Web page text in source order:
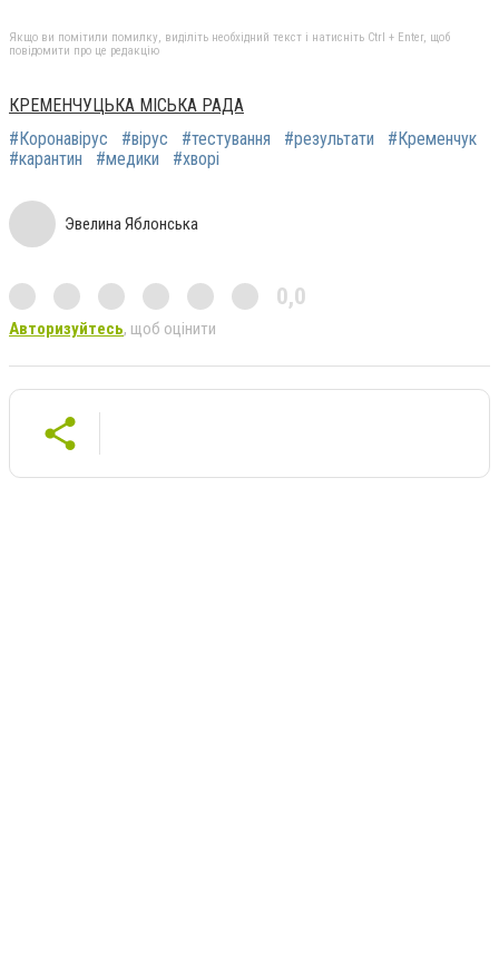
Якщо ви помітили помилку, виділіть необхідний текст і натисніть Ctrl + Enter, щоб
повідомити про це редакцію
КРЕМЕНЧУЦЬКА МІСЬКА РАДА
#Коронавірус
#вірус #тестування #результати
#Кременчук
#карантин
#медики #хворі
Эвелина Яблонська
0,0
Авторизуйтесь, щоб оцінити